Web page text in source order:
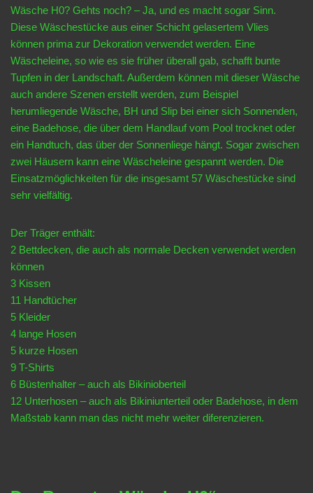
Wäsche H0? Gehts noch? – Ja, und es macht sogar Sinn.
Diese Wäschestücke aus einer Schicht gelasertem Vlies
können prima zur Dekoration verwendet werden. Eine
Wäscheleine, so wie es sie früher überall gab, schafft bunte
Tupfen in der Landschaft. Außerdem können mit dieser Wäsche
auch andere Szenen erstellt werden, zum Beispiel
herumliegende Wäsche, BH und Slip bei einer sich Sonnenden,
eine Badehose, die über dem Handlauf vom Pool trocknet oder
ein Handtuch, das über der Sonnenliege hängt. Sogar zwischen
zwei Häusern kann eine Wäscheleine gespannt werden. Die
Einsatzmöglichkeiten für die insgesamt 57 Wäschestücke sind
sehr vielfältig.
Der Träger enthält:
2 Bettdecken, die auch als normale Decken verwendet werden
können
3 Kissen
11 Handtücher
5 Kleider
4 lange Hosen
5 kurze Hosen
9 T-Shirts
6 Büstenhalter – auch als Bikinioberteil
12 Unterhosen – auch als Bikiniunterteil oder Badehose, in dem
Maßstab kann man das nicht mehr weiter diferenzieren.